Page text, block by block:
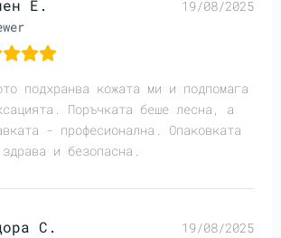
Е. 19/08/2025
подхранва кожата ми и подпомага
Поръчката беше лесна, а
- професионална. Опаковката
и безопасна.
С. 19/08/2025